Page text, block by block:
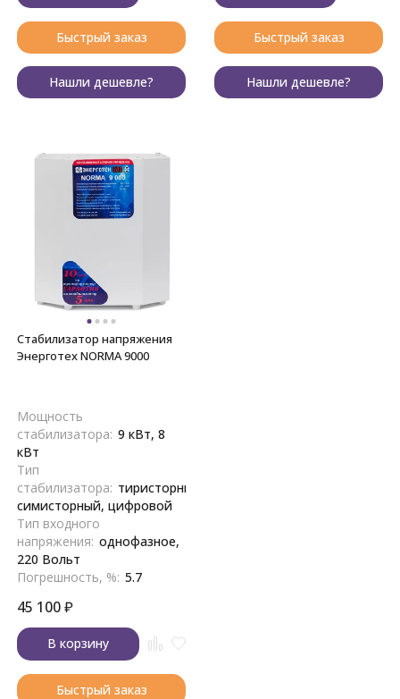
Быстрый заказ
Нашли дешевле?
Быстрый заказ
Нашли дешевле?
Стабилизатор напряжения
Энерготех NORMA 9000
Мощность
стабилизатора: 9 кВт, 8
кВт
Тип
стабилизатора: тиристорный,
симисторный, цифровой
Тип входного
напряжения: однофазное,
220 Вольт
Погрешность, %: 5.7
45 100₽
В корзину
Быстрый заказ